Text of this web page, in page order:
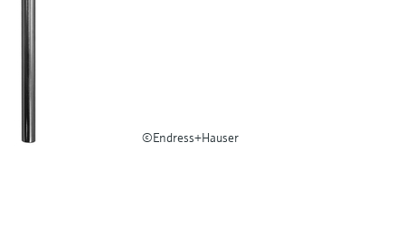
©Endress+Hauser